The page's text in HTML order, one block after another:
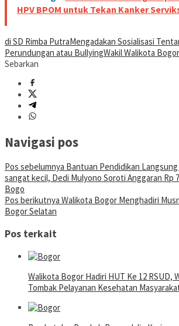
HPV BPOM untuk Tekan Kanker
di SD Rimba PutraMengadakan Sosialisasi
Perundungan atau BullyingWakil Walikota Bogor
Sebarkan
Navigasi pos
Pos sebelumnya Bantuan Pendidikan
sangat kecil, Dedi Mulyono Soroti Anggaran Rp
Bogo
Pos berikutnya Walikota Bogor Menghadiri
Bogor Selatan
Pos terkait
Walikota Bogor Hadiri HUT Ke 12 RSUD,
Tombak Pelayanan Kesehatan